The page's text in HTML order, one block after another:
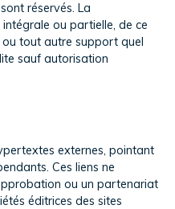
réservés. La
ou partielle, de ce
tout autre support quel
sauf autorisation
externes, pointant
Ces liens ne
ou un partenariat
éditrices des sites